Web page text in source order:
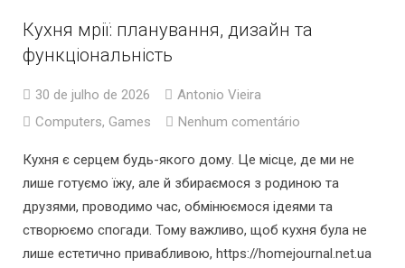
Кухня мрії: планування, дизайн та
функціональність
30 de julho de 2026
Antonio Vieira
Computers, Games
Nenhum comentário
Кухня є серцем будь-якого дому. Це місце, де ми не
лише готуємо їжу, але й збираємося з родиною та
друзями, проводимо час, обмінюємося ідеями та
створюємо спогади. Тому важливо, щоб кухня була не
лише естетично привабливою, https://homejournal.net.ua